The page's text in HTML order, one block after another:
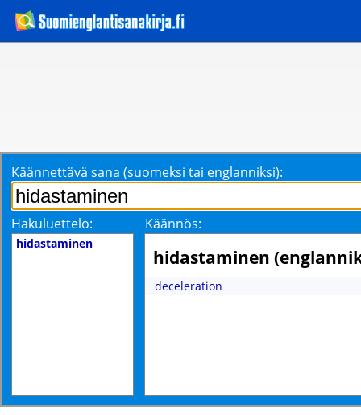
Käännettävä sana (suomeksi tai englanniksi):
Hakuluettelo: Käännös:
hidastaminen
hidastaminen
deceleration